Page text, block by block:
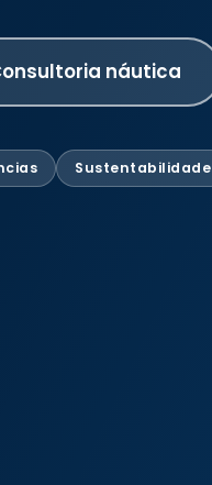
náutica
Sustentabilidade